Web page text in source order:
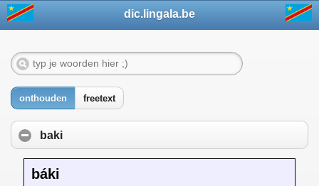
dic.lingala.be
onthouden freetext
baki
báki